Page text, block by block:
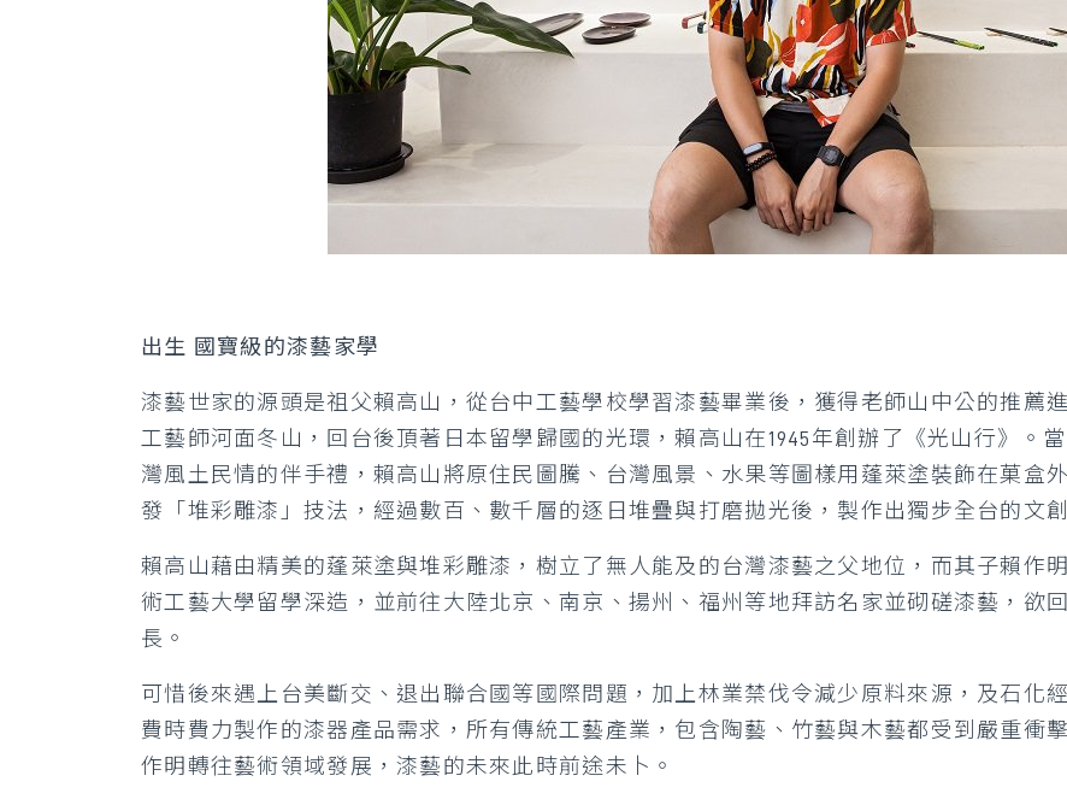
出生 國寶級的漆藝家學
漆藝世家的源頭是祖父賴高山，從台中工藝學校學習漆藝畢業後，獲得老師山中公的推薦
工藝師河面冬山，回台後頂著日本留學歸國的光環，賴高山在1945年創辦了《光山行》。
灣風土民情的伴手禮，賴高山將原住民圖騰、台灣風景、水果等圖樣用蓬萊塗裝飾在菓盒
發「堆彩雕漆」技法，經過數百、數千層的逐日堆疊與打磨拋光後，製作出獨步全台的文創
賴高山藉由精美的蓬萊塗與堆彩雕漆，樹立了無人能及的台灣漆藝之父地位，而其子賴作
術工藝大學留學深造，並前往大陸北京、南京、揚州、福州等地拜訪名家並砌磋漆藝，欲
長。
可惜後來遇上台美斷交、退出聯合國等國際問題，加上林業禁伐令減少原料來源，及石化
費時費力製作的漆器產品需求，所有傳統工藝產業，包含陶藝、竹藝與木藝都受到嚴重衝
作明轉往藝術領域發展，漆藝的未來此時前途未卜。